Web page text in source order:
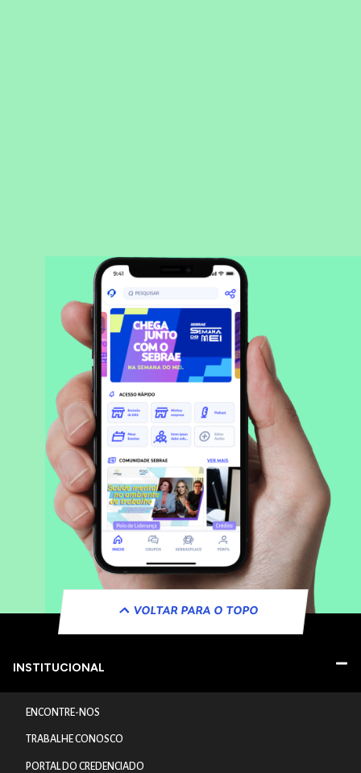
VOLTAR PARA O TOPO
INSTITUCIONAL
ENCONTRE-NOS
TRABALHE CONOSCO
PORTAL DO CREDENCIADO